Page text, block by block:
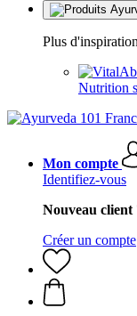
Plus d'inspiration
Nutrition
Mon compte
Identifiez-vous
Nouveau client
Créer un compte